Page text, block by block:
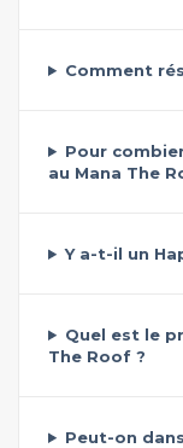
Comment
Pour
au Mana The
Y a-t-il un
Quel est le
The Roof ?
Peut-on